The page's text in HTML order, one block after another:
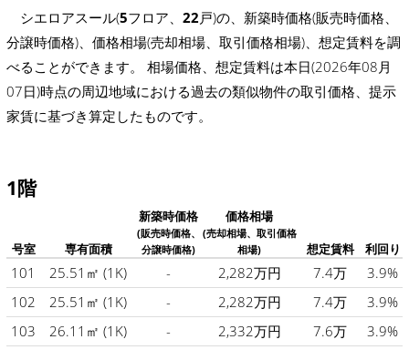
シエロアスール(5フロア、 22戸)の、新築時価格(販売時価格、
分譲時価格)、価格相場(売却相場、取引価格相場)、想定賃料を調
べることができます。 相場価格、想定賃料は本日(2026年08月
07日)時点の周辺地域における過去の類似物件の取引価格、提示
家賃に基づき算定したものです。
1階
号室 専有面積
新築時価格
(販売時価格、
分譲時価格)
価格相場
(売却相場、取引価格
相場)
想定賃料 利回り
101 25.51㎡ (1K) - 2,282万円 7.4万
3.9%
102
25.51㎡ (1K) - 2,282万円 7.4万
3.9%
103
26.11㎡ (1K) - 2,332万円 7.6万
3.9%